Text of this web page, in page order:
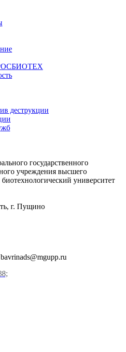
РОСБИОТЕХ
деструкции
государственного
учреждения высшего
университет
г. Пущино